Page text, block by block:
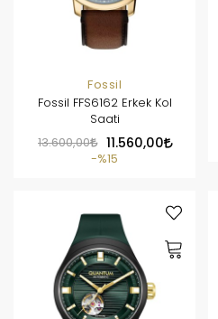
Fossil
Fossil FFS6162 Erkek Kol
Saati
13.600,00
11.560,00
%15